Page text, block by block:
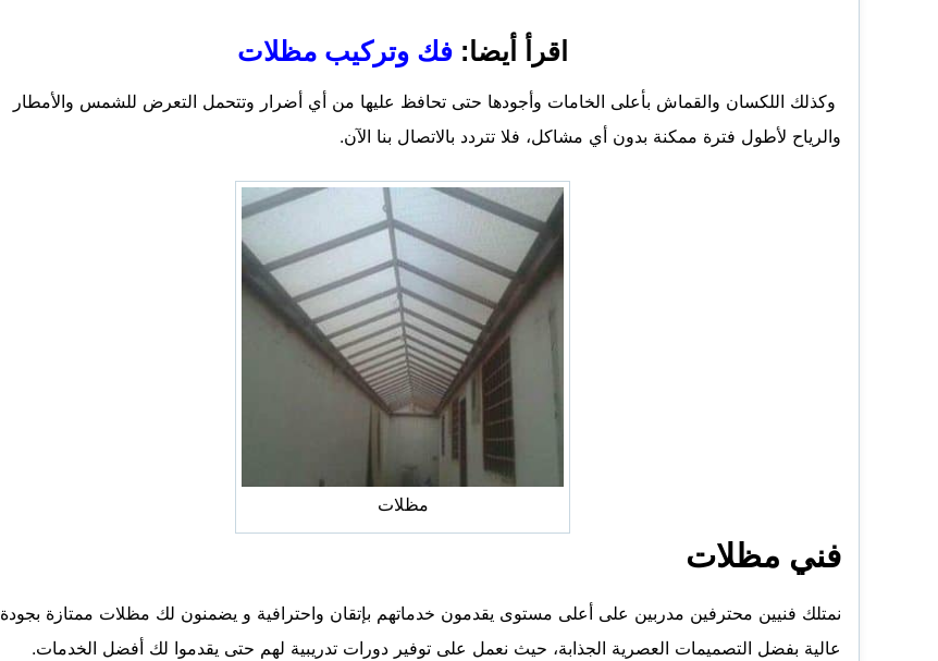
اقرأ أيضا: فك وتركيب مظلات
وكذلك اللكسان والقماش بأعلى الخامات وأجودها حتى تحافظ عليها من أي أضرار وتتحمل التعرض للشمس والأمطار
والرياح لأطول فترة ممكنة بدون أي مشاكل، فلا تتردد بالاتصال بنا الآن.
مظلات
فني مظلات
نمتلك فنيين محترفين مدربين على أعلى مستوى يقدمون خدماتهم بإتقان واحترافية و يضمنون لك مظلات ممتازة بجودة
عالية بفضل التصميمات العصرية الجذابة، حيث نعمل على توفير دورات تدريبية لهم حتى يقدموا لك أفضل الخدمات.